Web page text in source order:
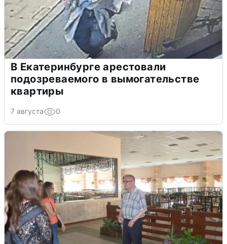
В Екатеринбурге арестовали
подозреваемого в вымогательстве
квартиры
7 августа 0